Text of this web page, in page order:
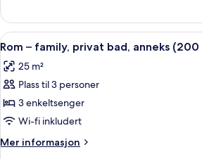
meter
fra
hotellet)
–
standard,
privat
anneks
(200
fra
hotellet)
Åpne
alle
bildene
av
Rom
–
family,
privat
Rom –
7
Rom – family, privat bad, anneks
25 m²
Plass til 3 personer
3 enkeltsenger
Wi-fi inkludert
Mer informasjon
Mer